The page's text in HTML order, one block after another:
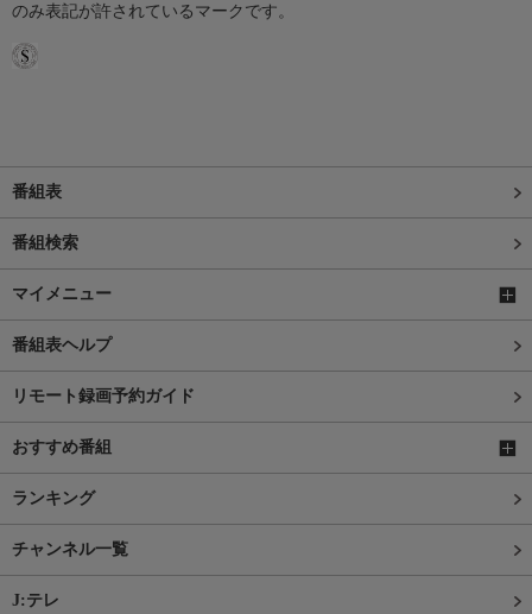
のみ表記が許されているマークです。
番組表
番組検索
マイメニュー
番組表ヘルプ
リモート録画予約ガイド
おすすめ番組
ランキング
チャンネル一覧
J:テレ